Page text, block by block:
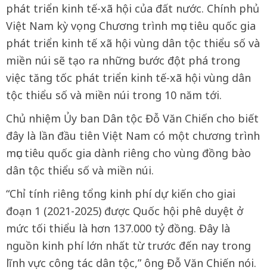
phát triển kinh tế-xã hội của đất nước. Chính phủ
Việt Nam kỳ vọng Chương trình mục tiêu quốc gia
phát triển kinh tế xã hội vùng dân tộc thiểu số và
miền núi sẽ tạo ra những bước đột phá trong
việc tăng tốc phát triển kinh tế-xã hội vùng dân
tộc thiểu số và miền núi trong 10 năm tới.
Chủ nhiệm Ủy ban Dân tộc Đỗ Văn Chiến cho biết
đây là lần đầu tiên Việt Nam có một chương trình
mục tiêu quốc gia dành riêng cho vùng đồng bào
dân tộc thiểu số và miền núi.
“Chỉ tính riêng tổng kinh phí dự kiến cho giai
đoạn 1 (2021-2025) được Quốc hội phê duyệt ở
mức tối thiểu là hơn 137.000 tỷ đồng. Đây là
nguồn kinh phí lớn nhất từ trước đến nay trong
lĩnh vực công tác dân tộc,” ông Đỗ Văn Chiến nói.